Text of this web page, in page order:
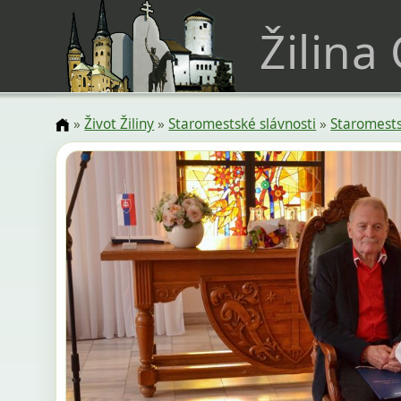
Žilina
»Život Žiliny»Staromestské slávnosti »